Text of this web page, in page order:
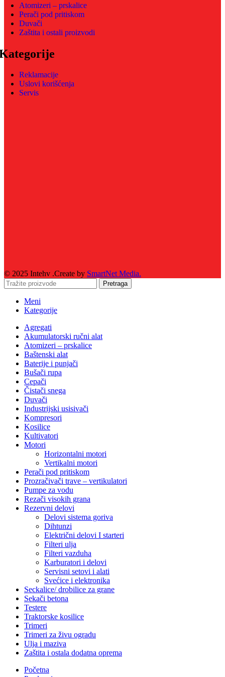
Atomizeri – prskalice
Perači pod pritiskom
Duvači
Zaštita i ostali proizvodi
Reklamacije
Uslovi korišćenja
Servis
© 2025 Intehv .Create by SmartNet Media.
Pretraga
Meni
Kategorije
Agregati
Akumulatorski ručni alat
Atomizeri – prskalice
Baštenski alat
Baterije i punjači
Bušači rupa
Cepači
Čistači snega
Duvači
Industrijski usisivači
Kompresori
Kosilice
Kultivatori
Motori
Horizontalni motori
Vertikalni motori
Perači pod pritiskom
Prozračivači trave – vertikulatori
Pumpe za vodu
Rezači visokih grana
Rezervni delovi
Delovi sistema goriva
Dihtunzi
Električni delovi I starteri
Filteri ulja
Filteri vazduha
Karburatori i delovi
Servisni setovi i alati
Svećice i elektronika
Seckalice/ drobilice za grane
Sekači betona
Testere
Traktorske kosilice
Trimeri
Trimeri za živu ogradu
Ulja i maziva
Zaštita i ostala dodatna oprema
Početna